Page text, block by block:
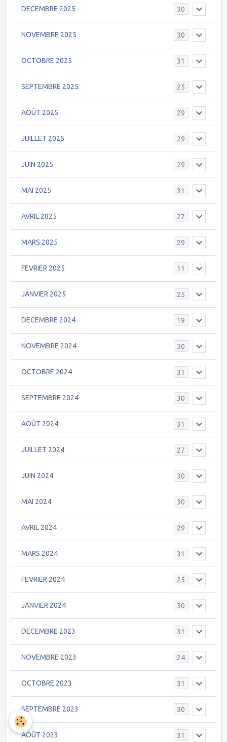
DECEMBRE 2025 30
NOVEMBRE 2025 30
OCTOBRE 2025 31
SEPTEMBRE 2025 25
AOÛT 2025 29
JUILLET 2025 29
JUIN 2025 29
MAI 2025 31
AVRIL 2025 27
MARS 2025 29
FEVRIER 2025 11
JANVIER 2025 25
DECEMBRE 2024 19
NOVEMBRE 2024 30
OCTOBRE 2024 31
SEPTEMBRE 2024 30
AOÛT 2024 31
JUILLET 2024 27
JUIN 2024 30
MAI 2024 30
AVRIL 2024 29
MARS 2024 31
FEVRIER 2024 25
JANVIER 2024 30
DECEMBRE 2023 31
NOVEMBRE 2023 24
OCTOBRE 2023 31
SEPTEMBRE 2023 30
AOÛT 2023 31